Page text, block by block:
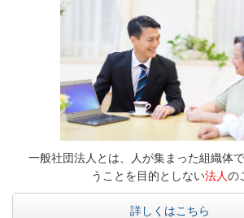
一般社団法人とは、人が集まった組織体
うことを目的としない法人の
詳しくはこちら